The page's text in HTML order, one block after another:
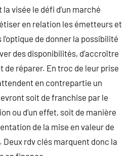
visée le défi d’un marché
en relation les émetteurs et
de donner la possibilité
des disponibilités, d’accroître
de réparer. En troc de leur prise
en contrepartie un
soit de franchise par le
ou d’un effet, soit de manière
de la mise en valeur de
rdv clés marquent donc la